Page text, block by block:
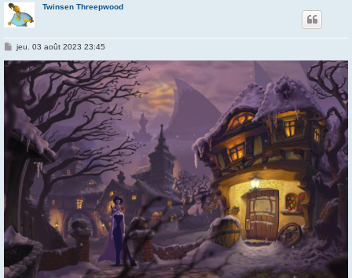
Twinsen Threepwood
M
s
jeu. 03 août 2023 23:45